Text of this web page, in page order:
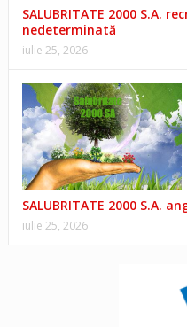
SALUBRITATE 2000 S.A.
nedeterminată
iulie 25, 2026
SALUBRITATE 2000 S.A.
iulie 25, 2026